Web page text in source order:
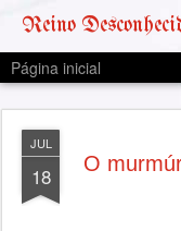
Reino
Página inicial
JUL
18 O